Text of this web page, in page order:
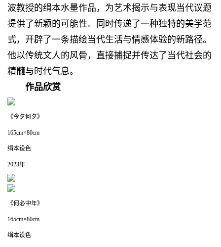
波教授的绢本水墨作品，为艺术揭示与表现当代议题
提供了新颖的可能性。同时传递了一种独特的美学范
式，开辟了一条描绘当代生活与情感体验的新路径。
他以传统文人的风骨，直接捕捉并传达了当代社会的
精髓与时代气息。
作品欣赏
《今夕何夕》
165cm×80cm
绢本设色
2023年
《何必中年》
165cm×80cm
绢本设色